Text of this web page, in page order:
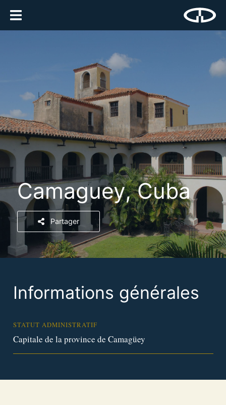
Camaguey, Cuba
Partager
Informations générales
STATUT ADMINISTRATIF
Capitale de la province de Camagüey